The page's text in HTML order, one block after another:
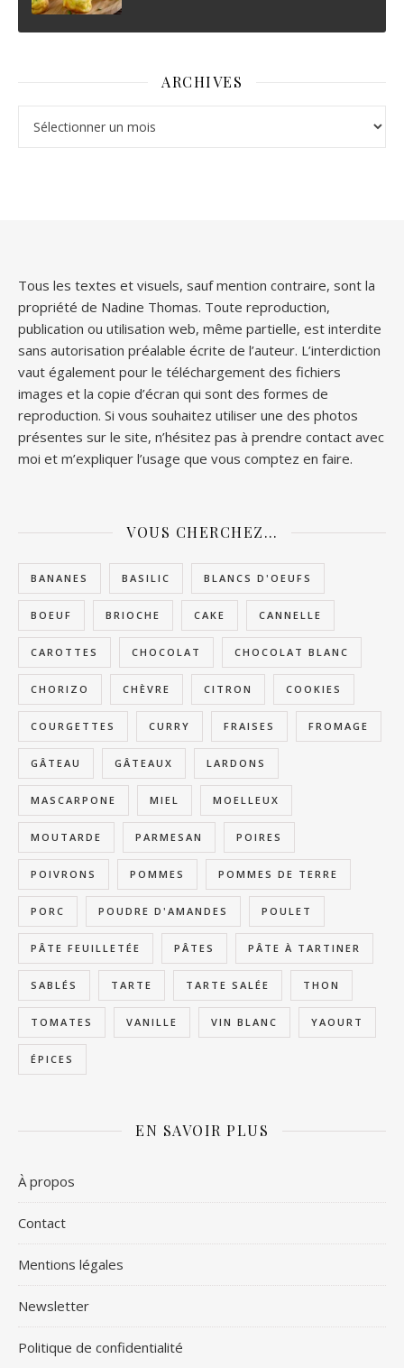
ARCHIVES
Tous les textes et visuels, sauf mention contraire, sont la
propriété de Nadine Thomas. Toute reproduction,
publication ou utilisation web, même partielle, est interdite
sans autorisation préalable écrite de l’auteur. L’interdiction
vaut également pour le téléchargement des fichiers
images et la copie d’écran qui sont des formes de
reproduction. Si vous souhaitez utiliser une des photos
présentes sur le site, n’hésitez pas à prendre contact avec
moi et m’expliquer l’usage que vous comptez en faire.
VOUS CHERCHEZ…
BANANES BASILIC BLANCS D'OEUFS
BOEUF BRIOCHE CAKE CANNELLE
CAROTTES CHOCOLAT CHOCOLAT BLANC
CHORIZO CHÈVRE CITRON COOKIES
COURGETTES CURRY FRAISES FROMAGE
GÂTEAU GÂTEAUX LARDONS
MASCARPONE MIEL MOELLEUX
MOUTARDE PARMESAN POIRES
POIVRONS POMMES POMMES DE TERRE
PORC POUDRE D'AMANDES POULET
PÂTE FEUILLETÉE PÂTES PÂTE À TARTINER
SABLÉS TARTE TARTE SALÉE THON
TOMATES VANILLE VIN BLANC YAOURT
ÉPICES
EN SAVOIR PLUS
À propos
Contact
Mentions légales
Newsletter
Politique de confidentialité